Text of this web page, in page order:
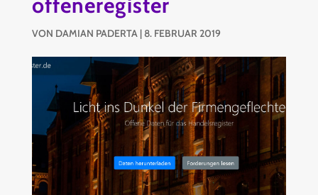
offeneregister
VON DAMIAN PADERTA| 8. FEBRUAR 2019